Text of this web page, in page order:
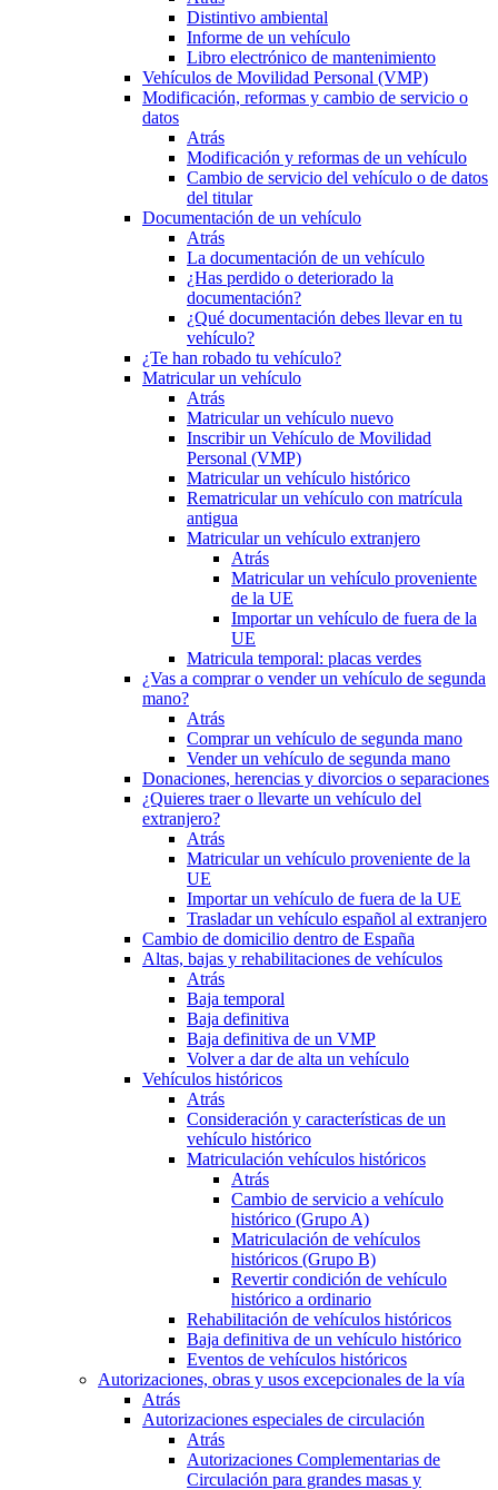
Distintivo ambiental
Informe de un vehículo
Libro electrónico de mantenimiento
Vehículos de Movilidad Personal (VMP)
Modificación, reformas y cambio de servicio o
datos
Atrás
Modificación y reformas de un vehículo
Cambio de servicio del vehículo o de datos
del titular
Documentación de un vehículo
Atrás
La documentación de un vehículo
¿Has perdido o deteriorado la
documentación?
¿Qué documentación debes llevar en tu
vehículo?
¿Te han robado tu vehículo?
Matricular un vehículo
Atrás
Matricular un vehículo nuevo
Inscribir un Vehículo de Movilidad
Personal (VMP)
Matricular un vehículo histórico
Rematricular un vehículo con matrícula
antigua
Matricular un vehículo extranjero
Atrás
Matricular un vehículo proveniente
de la UE
Importar un vehículo de fuera de la
UE
Matricula temporal: placas verdes
¿Vas a comprar o vender un vehículo de segunda
mano?
Atrás
Comprar un vehículo de segunda mano
Vender un vehículo de segunda mano
Donaciones, herencias y divorcios o separaciones
¿Quieres traer o llevarte un vehículo del
extranjero?
Atrás
Matricular un vehículo proveniente de la
UE
Importar un vehículo de fuera de la UE
Trasladar un vehículo español al extranjero
Cambio de domicilio dentro de España
Altas, bajas y rehabilitaciones de vehículos
Atrás
Baja temporal
Baja definitiva
Baja definitiva de un VMP
Volver a dar de alta un vehículo
Vehículos históricos
Atrás
Consideración y características de un
vehículo histórico
Matriculación vehículos históricos
Atrás
Cambio de servicio a vehículo
histórico (Grupo A)
Matriculación de vehículos
históricos (Grupo B)
Revertir condición de vehículo
histórico a ordinario
Rehabilitación de vehículos históricos
Baja definitiva de un vehículo histórico
Eventos de vehículos históricos
Autorizaciones, obras y usos excepcionales de la vía
Atrás
Autorizaciones especiales de circulación
Atrás
Autorizaciones Complementarias de
Circulación para grandes masas y